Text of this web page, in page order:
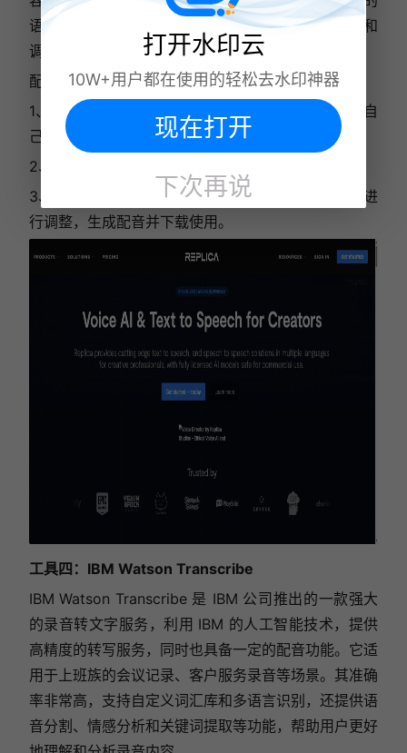
语音，且提供了丰富的音库和音效，用户可自由选择和
调整，使旁白更加生动有趣。
配音的流程如下：
1、登录 Replica Studios 网站，
启动新项目，上传自
己的声音样本或者选择平台已有的声音模板。
2、输入需要配音的文字内容。
3、根据需求对语音的音色、语速、情感表达等参数进
行调整，生成配音并下载使用。
工具四：IBM Watson Transcribe
IBM Watson Transcribe 是 IBM 公司推出的一款强大
的录音转文字服务，利用 IBM 的人工智能技术，提供
高精度的转写服务，同时也具备一定的配音功能。它适
用于上班族的会议记录、客户服务录音等场景。其准确
率非常高，支持自定义词汇库和多语言识别，还提供语
音分割、情感分析和关键词提取等功能，帮助用户更好
打开水印云
10W+用户都在使用的轻松去水印神器
现在打开
下次再说